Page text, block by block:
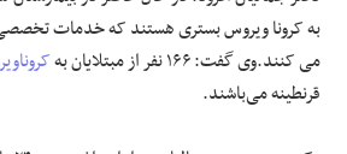
به کرونا ویروس بستری هستند که خدمات
می کنند.وی گفت: ۱۶۶ نفر از مبتلایان به
قرنطینه می‌باشند.